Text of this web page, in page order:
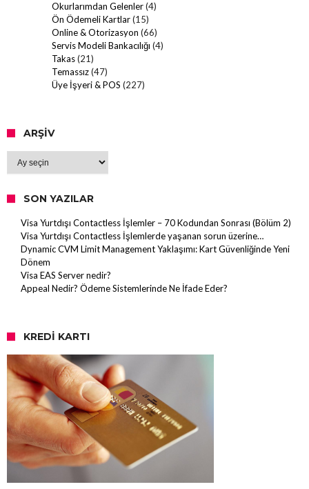
Okurlarımdan Gelenler(4)
Ön Ödemeli Kartlar(15)
Online & Otorizasyon (66)
Servis Modeli Bankacılığı (4)
Takas(21)
Temassız(47)
Üye İşyeri & POS (227)
ARŞIV
Arşiv
SON YAZILAR
Visa Yurtdışı Contactless İşlemler – 70 Kodundan Sonrası (Bölüm 2)
Visa Yurtdışı Contactless İşlemlerde yaşanan sorun üzerine…
Dynamic CVM Limit Management Yaklaşımı: Kart Güvenliğinde Yeni
Dönem
Visa EAS Server nedir?
Appeal Nedir? Ödeme Sistemlerinde Ne İfade Eder?
KREDI KARTI